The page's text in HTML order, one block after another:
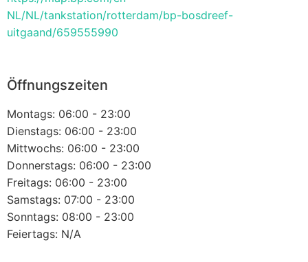
NL/NL/tankstation/rotterdam/bp-bosdreef-
uitgaand/659555990
Öffnungszeiten
Montags: 06:00 - 23:00
Dienstags: 06:00 - 23:00
Mittwochs: 06:00 - 23:00
Donnerstags: 06:00 - 23:00
Freitags: 06:00 - 23:00
Samstags: 07:00 - 23:00
Sonntags: 08:00 - 23:00
Feiertags: N/A